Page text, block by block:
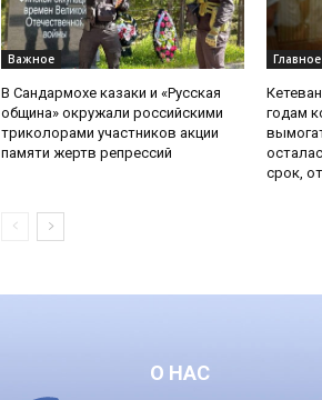
Важное
В Сандармохе казаки и «Русская
община» окружали российскими
триколорами участников акции
памяти жертв репрессий
Главное
годам
срок,
О НАС